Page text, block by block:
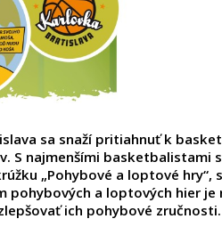
sa snaží pritiahnuť k
S najmenšími basketbalistami
„Pohybové a loptové hry“,
pohybových a loptových hier
ich pohybové zručnosti.